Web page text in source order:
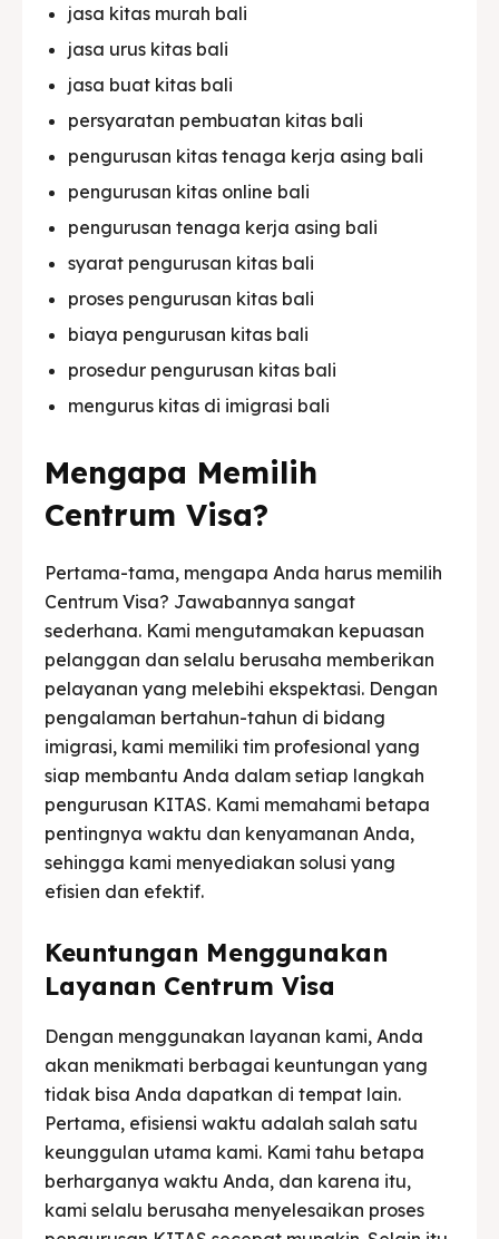
jasa kitas murah bali
jasa urus kitas bali
jasa buat kitas bali
persyaratan pembuatan kitas bali
pengurusan kitas tenaga kerja asing bali
pengurusan kitas online bali
pengurusan tenaga kerja asing bali
syarat pengurusan kitas bali
proses pengurusan kitas bali
biaya pengurusan kitas bali
prosedur pengurusan kitas bali
mengurus kitas di imigrasi bali
Mengapa Memilih
Centrum Visa?
Pertama-tama, mengapa Anda harus memilih
Centrum Visa? Jawabannya sangat
sederhana. Kami mengutamakan kepuasan
pelanggan dan selalu berusaha memberikan
pelayanan yang melebihi ekspektasi. Dengan
pengalaman bertahun-tahun di bidang
imigrasi, kami memiliki tim profesional yang
siap membantu Anda dalam setiap langkah
pengurusan KITAS. Kami memahami betapa
pentingnya waktu dan kenyamanan Anda,
sehingga kami menyediakan solusi yang
efisien dan efektif.
Keuntungan Menggunakan
Layanan Centrum Visa
Dengan menggunakan layanan kami, Anda
akan menikmati berbagai keuntungan yang
tidak bisa Anda dapatkan di tempat lain.
Pertama, efisiensi waktu adalah salah satu
keunggulan utama kami. Kami tahu betapa
berharganya waktu Anda, dan karena itu,
kami selalu berusaha menyelesaikan proses